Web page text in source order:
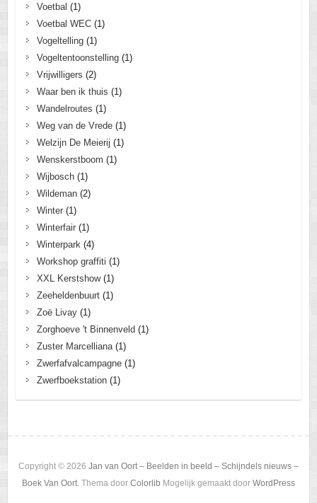
Voetbal (1)
Voetbal WEC(1)
Vogeltelling(1)
Vogeltentoonstelling(1)
Vrijwilligers (2)
Waar ben ik thuis (1)
Wandelroutes (1)
Weg van de Vrede(1)
Welzijn De Meierij (1)
Wenskerstboom (1)
Wijbosch(1)
Wildeman(2)
Winter(1)
Winterfair(1)
Winterpark(4)
Workshop graffiti (1)
XXL Kerstshow(1)
Zeeheldenbuurt(1)
Zoë Livay(1)
Zorghoeve 't Binnenveld (1)
Zuster Marcelliana(1)
Zwerfafvalcampagne(1)
Zwerfboekstation(1)
Copyright © 2026 Jan van Oort – Beelden in beeld – Schijndels nieuws –
Boek Van Oort. Thema door Colorlib Mogelijk gemaakt door WordPress